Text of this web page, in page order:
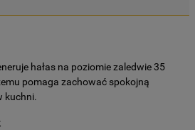
hałas na poziomie zaledwie 35
pomaga zachować spokojną
kuchni.